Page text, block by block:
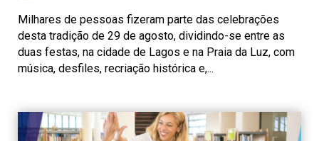
Milhares de pessoas fizeram parte das celebrações
desta tradição de 29 de agosto, dividindo-se entre as
duas festas, na cidade de Lagos e na Praia da Luz, com
música, desfiles, recriação histórica e,...